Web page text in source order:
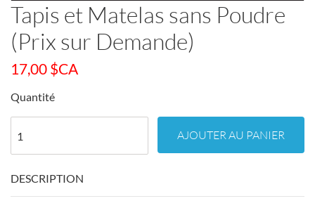
Tapis et Matelas sans Poudre
(Prix sur Demande)
17,00 $CA
Quantité
AJOUTER AU PANIER
DESCRIPTION